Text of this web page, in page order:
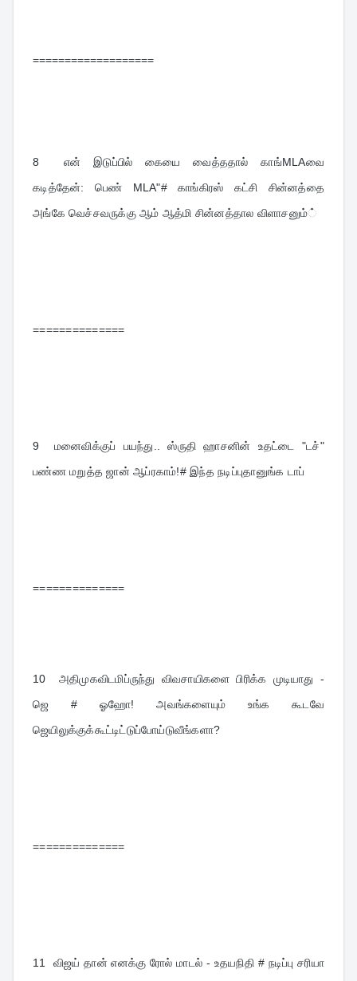
===================
8 என் இடுப்பில் கையை வைத்ததால் காங்MLAவை
கடித்தேன்: பெண் MLA"# காங்கிரஸ் கட்சி சின்னத்தை
அங்கே வெச்சவருக்கு ஆம் ஆத்மி சின்னத்தால விளாசனும்்
==============
9 மனைவிக்குப் பயந்து.. ஸ்ருதி ஹாசனின் உதட்டை "டச்"
பண்ண மறுத்த ஜான் ஆப்ரகாம்!# இந்த நடிப்புதானுங்க டாப்
==============
10 அதிமுகவிடமிப்ருந்து விவசாயிகளை பிரிக்க முடியாது -
ஜெ # ஓஹோ! அவங்களையும் உங்க கூடவே
ஜெயிலுக்குக்கூட்டிட்டுப்போய்டுவீங்களா?
==============
11 விஜய் தான் எனக்கு ரோல் மாடல் - உதயநிதி # நடிப்பு சரியா